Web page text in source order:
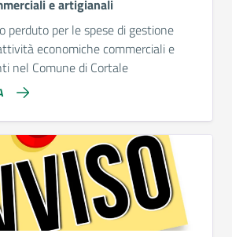
e artigianali
perduto per le spese di gestione
economiche commerciali e
nel Comune di Cortale